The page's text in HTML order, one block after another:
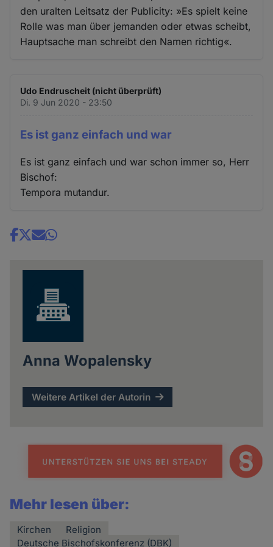
den uralten Leitsatz der Publicity: »Es spielt keine
Rolle was man über jemanden oder etwas scheibt,
Hauptsache man schreibt den Namen richtig«.
Udo Endruscheit (nicht überprüft)
Di. 9 Jun 2020 - 23:50
Es ist ganz einfach und war
Es ist ganz einfach und war schon immer so, Herr
Bischof:
Tempora mutandur.
Share
Anna Wopalensky
Weitere Artikel der Autorin
Mehr lesen über:
Kirchen
Religion
Deutsche Bischofskonferenz (DBK)